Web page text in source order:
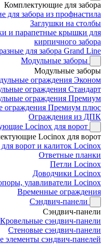
Комплектующие для забора
для забора из профнастила
Заглушки на столбы
и парапетные крышки для
кирпичного забора
для забора Grand Line
Модульные заборы
Модульные заборы
ограждения Эконом
ограждения Стандарт
ограждения Премиум
ограждения Премиум плюс
Ограждения из ДПК
Locinox для ворот
Locinox для ворот
ворот и калиток Locinox
Ответные планки
Петли Locinox
Доводчики Locinox
улавливатели Locinox
Временные ограждения
Сэндвич-панели
Сэндвич-панели
Кровельные сэндвич-панели
Стеновые сэндвич-панели
элементы сэндвич-панелей